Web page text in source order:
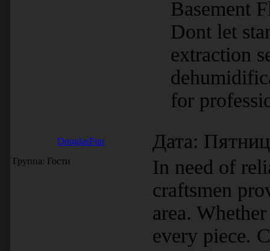
Basement
Dont let
extraction
for
DouglasFup Дата:
Группа: Гости
In need of
craftsmen
area.
every piece.